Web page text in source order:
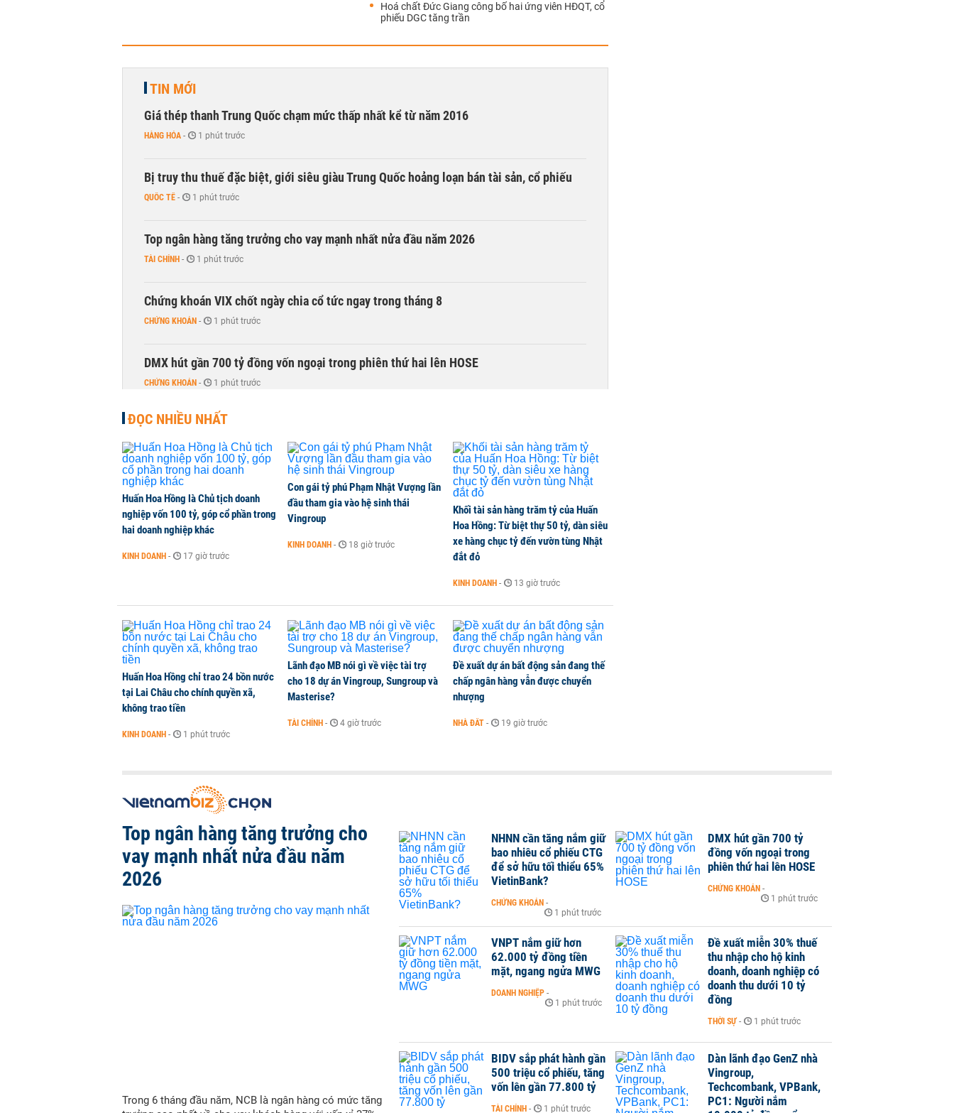
Hoá chất Đức Giang công bố hai ứng viên HĐQT, cổ
phiếu DGC tăng trần
TIN MỚI
Giá thép thanh Trung Quốc chạm mức thấp nhất kể từ năm 2016
HÀNG HÓA - 1 phút trước
Bị truy thu thuế đặc biệt, giới siêu giàu Trung Quốc hoảng loạn bán tài sản, cổ phiếu
QUỐC TẾ - 1 phút trước
Top ngân hàng tăng trưởng cho vay mạnh nhất nửa đầu năm 2026
TÀI CHÍNH - 1 phút trước
Chứng khoán VIX chốt ngày chia cổ tức ngay trong tháng 8
CHỨNG KHOÁN - 1 phút trước
DMX hút gần 700 tỷ đồng vốn ngoại trong phiên thứ hai lên HOSE
CHỨNG KHOÁN - 1 phút trước
Chuyên gia Phạm Xuân Hoè chỉ ra 6 nguyên nhân khiến dòng vốn trong nền kinh tế
còn 'tắc nghẽn'
THỜI SỰ - 1 phút trước
VNPT nắm giữ hơn 62.000 tỷ đồng tiền mặt, ngang ngửa MWG
DOANH NGHIỆP 1 phút trước
NHNN cần tăng nắm giữ bao nhiêu cổ phiếu CTG để sở hữu tối thiểu 65% VietinBank?
ĐỌC NHIỀU NHẤT
Huấn Hoa Hồng là Chủ tịch doanh
nghiệp vốn 100 tỷ, góp cổ phần trong
hai doanh nghiệp khác
KINH DOANH - 17 giờ trước
Con gái tỷ phú Phạm Nhật Vượng lần
đầu tham gia vào hệ sinh thái
Vingroup
KINH DOANH - 18 giờ trước
Khối tài sản hàng trăm tỷ của Huấn
Hoa Hồng: Từ biệt thự 50 tỷ, dàn siêu
xe hàng chục tỷ đến vườn tùng Nhật
đắt đỏ
KINH DOANH - 13 giờ trước
Huấn Hoa Hồng chỉ trao 24 bồn nước
tại Lai Châu cho chính quyền xã,
không trao tiền
KINH DOANH - 1 phút trước
Lãnh đạo MB nói gì về việc tài trợ
cho 18 dự án Vingroup, Sungroup và
Masterise?
TÀI CHÍNH - 4 giờ trước
Đề xuất dự án bất động sản đang thế
chấp ngân hàng vẫn được chuyển
nhượng
NHÀ ĐẤT - 19 giờ trước
Top ngân hàng tăng trưởng cho
vay mạnh nhất nửa đầu năm
2026
Trong 6 tháng đầu năm, NCB là ngân hàng có mức tăng
NHNN cần tăng nắm giữ
bao nhiêu cổ phiếu CTG
để sở hữu tối thiểu 65%
VietinBank?
CHỨNG KHOÁN -
1 phút trước
DMX hút gần 700 tỷ
đồng vốn ngoại trong
phiên thứ hai lên HOSE
CHỨNG KHOÁN -
1 phút trước
VNPT nắm giữ hơn
62.000 tỷ đồng tiền
mặt, ngang ngửa MWG
DOANH NGHIỆP -
1 phút trước
Đề xuất miễn 30% thuế
thu nhập cho hộ kinh
doanh, doanh nghiệp có
doanh thu dưới 10 tỷ
đồng
THỜI SỰ - 1 phút trước
BIDV sắp phát hành gần
500 triệu cổ phiếu, tăng
vốn lên gần 77.800 tỷ
TÀI CHÍNH - 1 phút trước
Dàn lãnh đạo GenZ nhà
Vingroup,
Techcombank, VPBank,
PC1: Người nắm